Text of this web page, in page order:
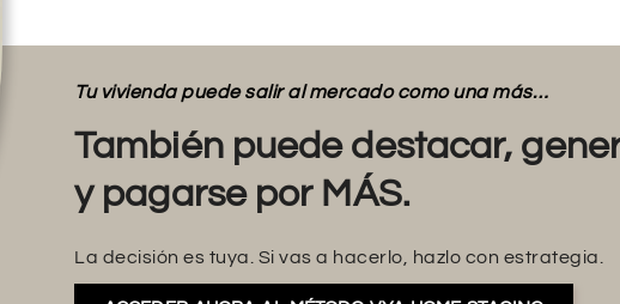
Tu vivienda puede salir al mercado como una más…
También puede destacar,
y pagarse por MÁS.
La decisión es tuya. Si vas a hacerlo, hazlo con estrategia.